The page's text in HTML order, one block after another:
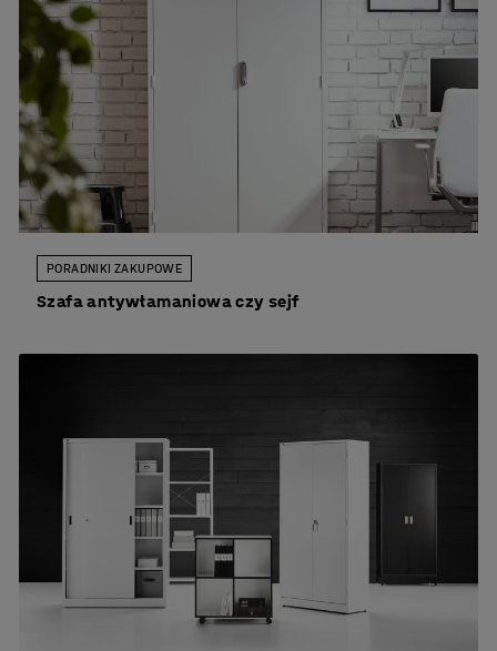
PORADNIKI ZAKUPOWE
Szafa antywłamaniowa czy sejf